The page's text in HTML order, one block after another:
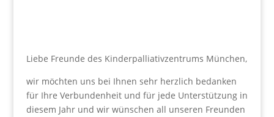
Liebe Freunde des Kinderpalliativzentrums München,
wir möchten uns bei Ihnen sehr herzlich bedanken
für Ihre Verbundenheit und für jede Unterstützung in
diesem Jahr und wir wünschen all unseren Freunden